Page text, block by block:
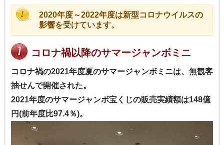
2020年度～2022年度は新型コロナウイルスの
影響を受けています。
コロナ禍以降のサマージャンボミニ
コロナ禍の2021年度夏のサマージャンボミニは、無観客
抽せんで開催された。
2021年度のサマージャンボ宝くじの販売実績額は148億
円(前年度比97.4％)。